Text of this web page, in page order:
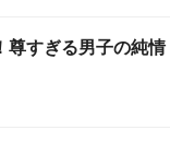
尊すぎる男子の純情